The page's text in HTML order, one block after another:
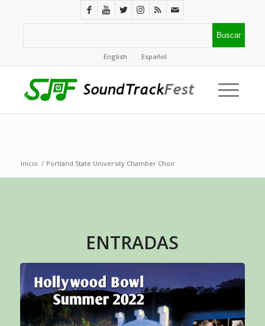
English Español
Inicio / Portland State University Chamber Choir
ENTRADAS